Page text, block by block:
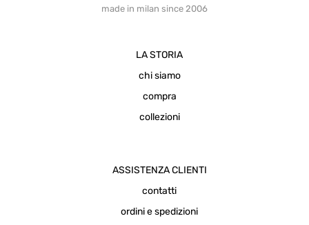
made in milan since 2006
LA STORIA
chi siamo
compra
collezioni
ASSISTENZA CLIENTI
contatti
ordini e spedizioni